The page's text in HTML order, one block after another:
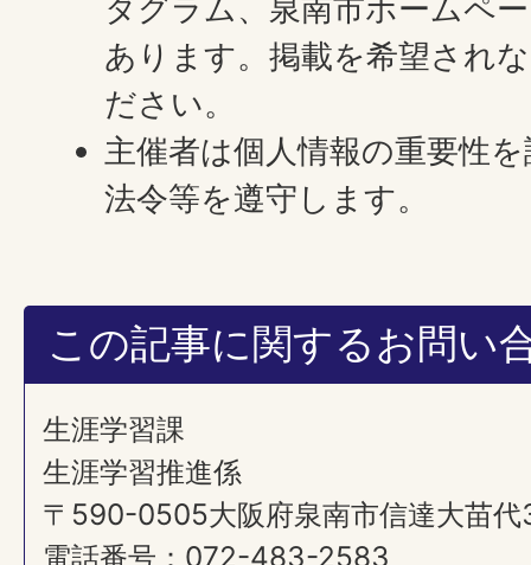
タグラム、泉南市ホームペ
あります。掲載を希望され
ださい。
主催者は個人情報の重要性
法令等を遵守します。
この記事に関するお問い
生涯学習課
生涯学習推進係
〒590-0505大阪府泉南市信達大苗
電話番号：072-483-2583